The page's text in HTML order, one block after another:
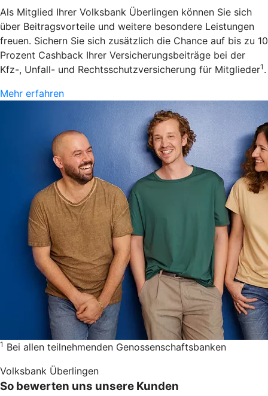
Als Mitglied Ihrer Volksbank Überlingen können Sie sich
über Beitragsvorteile und weitere besondere Leistungen
freuen. Sichern Sie sich zusätzlich die Chance auf bis zu 10
Prozent Cashback Ihrer Versicherungsbeiträge bei der
Kfz-, Unfall- und Rechtsschutzversicherung für Mitglieder1 .
Mehr erfahren
1 Bei allen teilnehmenden Genossenschaftsbanken
Volksbank Überlingen
So bewerten uns unsere Kunden